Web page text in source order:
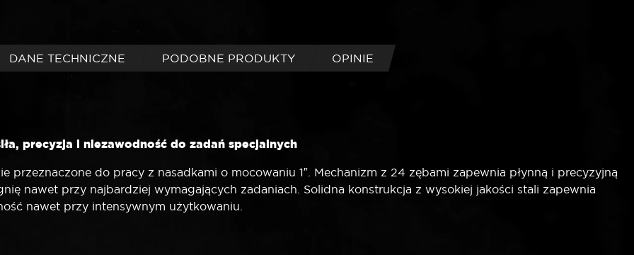
DANE TECHNICZNE PODOBNE PRODUKTY OPINIE
precyzja i niezawodność do zadań specjalnych
przeznaczone do pracy z nasadkami o mocowaniu 1″. Mechanizm z 24 zębami zapewnia płynną i precyzyjną
nawet przy najbardziej wymagających zadaniach. Solidna konstrukcja z wysokiej jakości stali zapewnia
nawet przy intensywnym użytkowaniu.